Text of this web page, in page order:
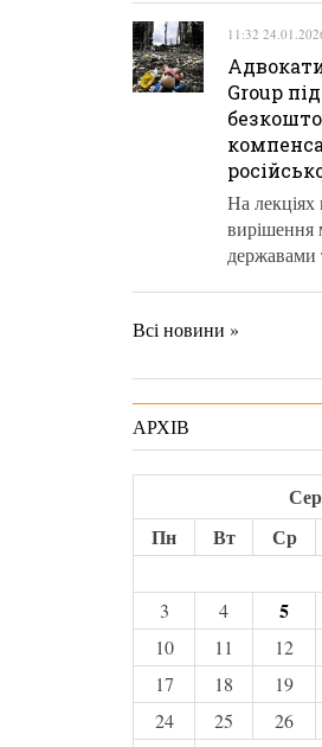
11:32
Group
На лекціях
вирішення
державами
Всі новини »
АРХІВ
Пн
Вт Ср
3
4 5
10
11 12
17
18 19
24
25 26